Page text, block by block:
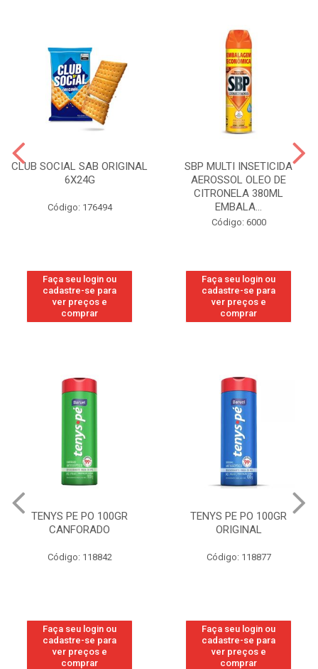
CLUB SOCIAL SAB ORIGINAL
6X24G
Código: 176494
Faça seu login ou
cadastre-se para
ver preços e
comprar
SBP MULTI INSETICIDA
AEROSSOL OLEO DE
CITRONELA 380ML
EMBALA...
Código: 6000
Faça seu login ou
cadastre-se para
ver preços e
comprar
TENYS PE PO 100GR
CANFORADO
Código: 118842
Faça seu login ou
cadastre-se para
ver preços e
comprar
TENYS PE PO 100GR
ORIGINAL
Código: 118877
Faça seu login ou
cadastre-se para
ver preços e
comprar